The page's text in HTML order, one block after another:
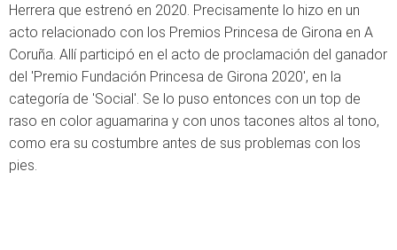
Herrera que estrenó en 2020. Precisamente lo hizo en un
acto relacionado con los Premios Princesa de Girona en A
Coruña. Allí participó en el acto de proclamación del ganador
del 'Premio Fundación Princesa de Girona 2020', en la
categoría de 'Social'. Se lo puso entonces con un top de
raso en color aguamarina y con unos tacones altos al tono,
como era su costumbre antes de sus problemas con los
pies.